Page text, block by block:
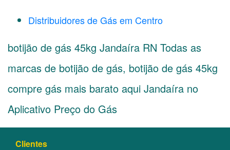
Distribuidores de Gás em Centro
botijão de gás 45kg Jandaíra RN Todas as
marcas de botijão de gás, botijão de gás 45kg
compre gás mais barato aqui Jandaíra no
Aplicativo Preço do Gás
Clientes